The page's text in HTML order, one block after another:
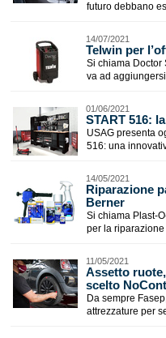
futuro debbano
14/07/2021
​Telwin per
Si chiama Doctor
va ad
01/06/2021
​START 516:
USAG presenta
516: una
14/05/2021
​Riparazione
Berner
Si chiama Plast-
per la
11/05/2021
Assetto
scelto
Da sempre
attrezzature per